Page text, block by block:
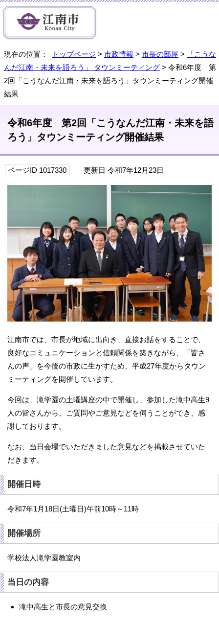
現在の位置： トップページ > 市政情報 > 市長の部屋 >
「こうな
んだ江南・未来を語ろう」 タウンミーティング > 令和6年度 第
2回「こうなんだ江南・未来を語ろう」タウンミーティング開催
結果
令和6年度 第2回「こうなんだ江南・未来を語
ろう」タウンミーティング開催結果
ページID 1017330 更新日 令和7年12月23日
江南市では、市長が地域に出向き、直接お話をすることで、
良好なコミュニケーションと信頼関係を築きながら、「皆さ
んの声」を今後の市政に生かすため、平成27年度からタウン
ミーティングを開催しています。
今回は、滝学園の土曜講座の中で開催し、参加した滝中高生9
人の皆さんから、ご質問やご意見などを伺うことができ、感
謝しております。
なお、当日会場でいただきました意見などを掲載させていた
だきます。
開催日時
令和7年1月18日(土曜日)午前10時～11時
開催場所
学校法人滝学園教室内
当日の内容
滝中高生と市長の意見交換